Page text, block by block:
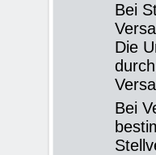
Bei
Die
Bei